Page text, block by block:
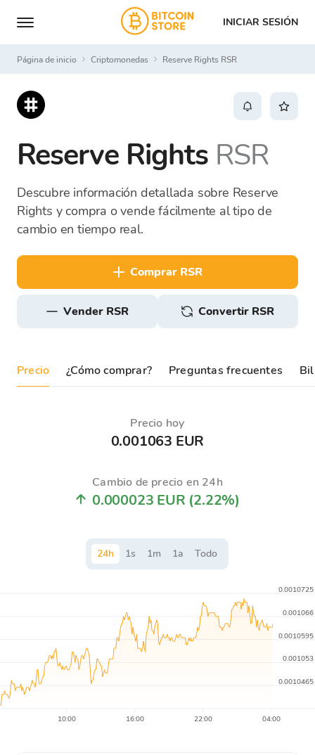
INICIAR SESIÓN
Página de inicio Criptomonedas Reserve Rights RSR
Reserve Rights RSR
Descubre información detallada sobre Reserve
Rights y compra o vende fácilmente al tipo de
cambio en tiempo real.
comprar RSR
vender RSR Convertir RSR
Precio ¿Cómo comprar? Preguntas frecuentes
Precio hoy
0.001063 EUR
Cambio de precio en 24h
0.000023 EUR (2.22%)
24h 1s 1m 1a Todo
10:00 16:00 22:00 04:00
0.0010465
0.001053
0.0010595
0.001066
0.0010725